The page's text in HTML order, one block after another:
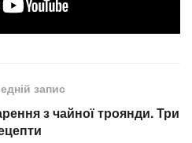
запис
з чайної троянди. Три